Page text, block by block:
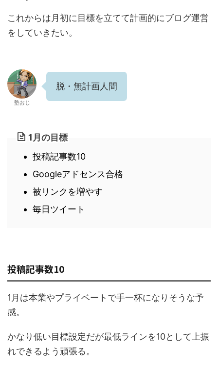
これからは月初に目標を立てて計画的にブログ運営
をしていきたい。
塾おじ
脱・無計画人間
1月の目標
投稿記事数10
Googleアドセンス合格
被リンクを増やす
毎日ツイート
投稿記事数10
1月は本業やプライベートで手一杯になりそうな予
感。
かなり低い目標設定だが最低ラインを10として上振
れできるよう頑張る。